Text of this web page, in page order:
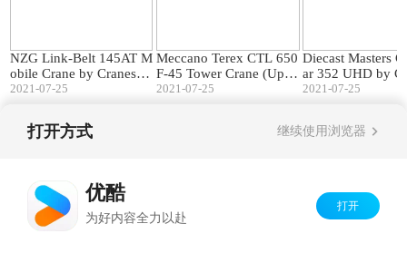
NZG Link-Belt 145AT M
obile Crane by Cranes Et
c TV
2021-07-25
Meccano Terex CTL 650
F-45 Tower Crane (Upda
te 1) by Cranes Etc TV
2021-07-25
Diecast Masters
ar 352 UHD by
tc TV
2021-07-25
打开方式 继续使用浏览器
优酷
为好内容全力以赴
打开